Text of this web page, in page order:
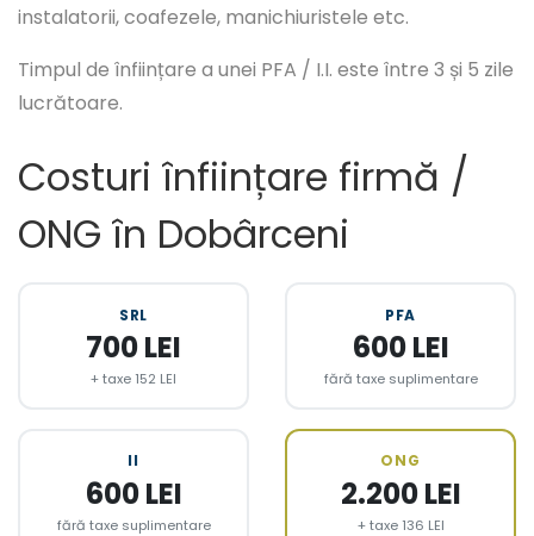
instalatorii, coafezele, manichiuristele etc.
Timpul de înființare a unei PFA / I.I. este între 3 și 5 zile
lucrătoare.
Costuri înființare firmă /
ONG în Dobârceni
SRL
700 LEI
+ taxe 152 LEI
PFA
600 LEI
fără taxe suplimentare
II
600 LEI
fără taxe suplimentare
ONG
2.200 LEI
+ taxe 136 LEI